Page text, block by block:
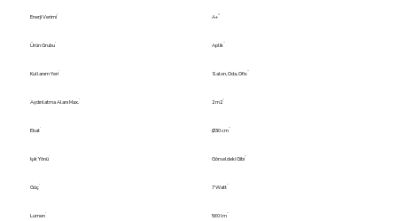
Enerji Verimi A+
Ürün Grubu Aplik
Kullanım Yeri Salon, Oda, Ofis
Aydınlatma Alanı Max. 2 m2
Ebat Ø30 cm
Işık Yönü Görseldeki Gibi
Güç 7 Watt
Lumen 560 lm